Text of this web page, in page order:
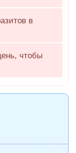
в
чтобы